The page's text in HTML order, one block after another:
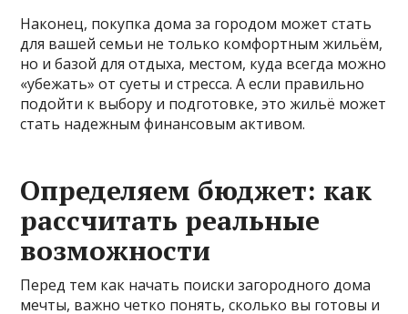
Наконец, покупка дома за городом может стать
для вашей семьи не только комфортным жильём,
но и базой для отдыха, местом, куда всегда можно
«убежать» от суеты и стресса. А если правильно
подойти к выбору и подготовке, это жильё может
стать надежным финансовым активом.
Определяем бюджет: как
рассчитать реальные
возможности
Перед тем как начать поиски загородного дома
мечты, важно четко понять, сколько вы готовы и